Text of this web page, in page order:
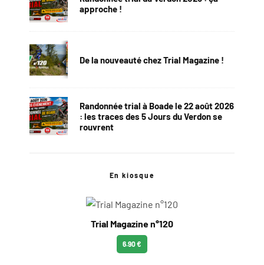
approche !
De la nouveauté chez Trial Magazine !
Randonnée trial à Boade le 22 août 2026
: les traces des 5 Jours du Verdon se
rouvrent
En kiosque
Trial Magazine n°120
6.90 €